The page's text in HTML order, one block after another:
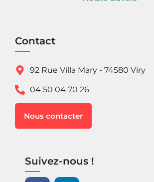
Contact
92 Rue Villa Mary - 74580 Viry
04 50 04 70 26
Nous contacter
Suivez-nous !